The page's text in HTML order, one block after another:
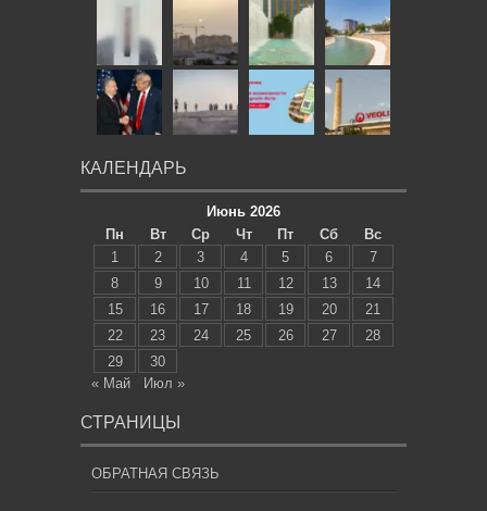
КАЛЕНДАРЬ
Июнь 2026
Пн
Вт Ср Чт Пт Сб
Вс
1
2 3 4 5 6
7
8
9 10 11 12 13
14
15
16 17 18 19 20
21
22
23 24 25 26 27
28
29
30
« Май
Июл »
СТРАНИЦЫ
ОБРАТНАЯ СВЯЗЬ